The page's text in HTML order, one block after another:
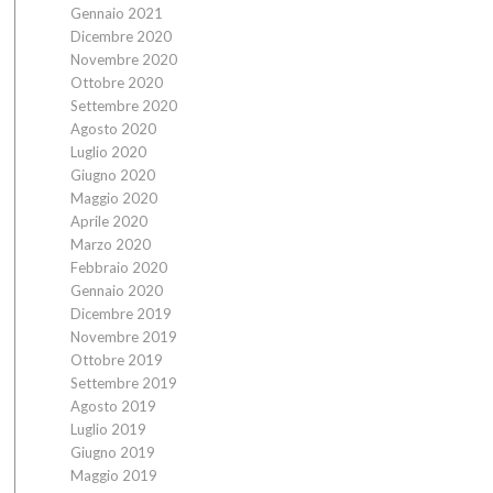
Gennaio 2021
Dicembre 2020
Novembre 2020
Ottobre 2020
Settembre 2020
Agosto 2020
Luglio 2020
Giugno 2020
Maggio 2020
Aprile 2020
Marzo 2020
Febbraio 2020
Gennaio 2020
Dicembre 2019
Novembre 2019
Ottobre 2019
Settembre 2019
Agosto 2019
Luglio 2019
Giugno 2019
Maggio 2019